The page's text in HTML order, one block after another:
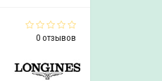
0 отзывов